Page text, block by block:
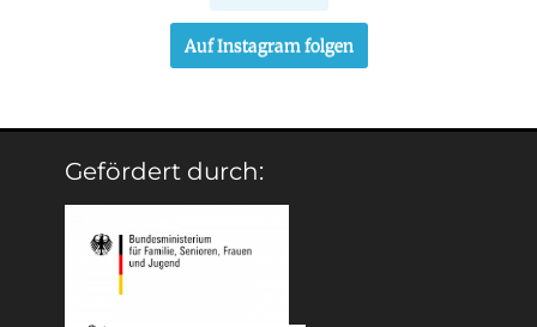
Auf Instagram folgen
Gefördert durch: